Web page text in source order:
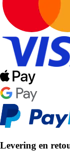
Levering en